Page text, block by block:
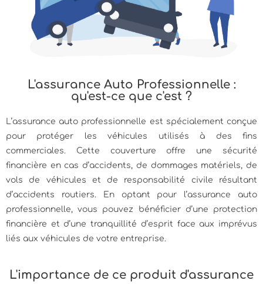
L'assurance Auto Professionnelle :
qu'est-ce que c'est ?
L’assurance auto professionnelle est spécialement conçue
pour protéger les véhicules utilisés à des fins
commerciales. Cette couverture offre une sécurité
financière en cas d’accidents, de dommages matériels, de
vols de véhicules et de responsabilité civile résultant
d’accidents routiers. En optant pour l’assurance auto
professionnelle, vous pouvez bénéficier d’une protection
financière et d’une tranquillité d’esprit face aux imprévus
liés aux véhicules de votre entreprise.
L'importance de ce produit d'assurance